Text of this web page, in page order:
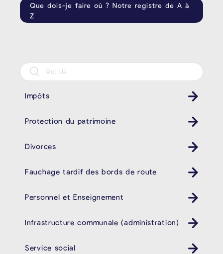
Que dois-je faire où ? Notre registre de A à
Z
Impôts
Protection du patrimoine
Divorces
Fauchage tardif des bords de route
Personnel et Enseignement
Infrastructure communale (administration)
Service social